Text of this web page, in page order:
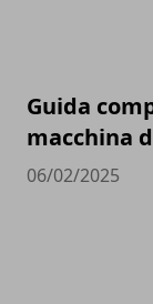
Guida
macchina
06/02/2025